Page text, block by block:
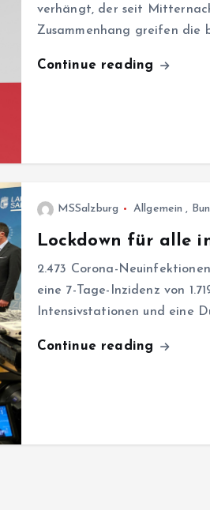
verhängt, der seit
Zusammenhang greifen die
Continue reading
MSSalzburg Allgemein ,
Lockdown für alle
2.473 Corona-
eine 7-Tage-Inzidenz von
Intensivstationen und eine
Continue reading